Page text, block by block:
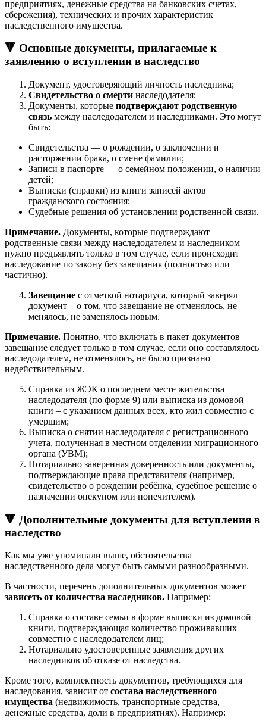
предприятиях, денежные средства на банковских счетах,
сбережения), технических и прочих характеристик
наследственного имущества.
🔻 Основные документы, прилагаемые к
заявлению о вступлении в наследство
Документ, удостоверяющий личность наследника;
Свидетельство о смерти наследодателя;
Документы, которые подтверждают родственную
связь между наследодателем и наследниками. Это могут
быть:
Свидетельства — о рождении, о заключении и
расторжении брака, о смене фамилии;
Записи в паспорте — о семейном положении, о наличии
детей;
Выписки (справки) из книги записей актов
гражданского состояния;
Судебные решения об установлении родственной связи.
Примечание. Документы, которые подтверждают
родственные связи между наследодателем и наследником
нужно предъявлять только в том случае, если происходит
наследование по закону без завещания (полностью или
частично).
Завещание с отметкой нотариуса, который заверял
документ – о том, что завещание не отменялось, не
менялось, не заменялось новым.
Примечание. Понятно, что включать в пакет документов
завещание следует только в том случае, если оно составлялось
наследодателем, не отменялось, не было признано
недействительным.
Справка из ЖЭК о последнем месте жительства
наследодателя (по форме 9) или выписка из домовой
книги – с указанием данных всех, кто жил совместно с
умершим;
Выписка о снятии наследодателя с регистрационного
учета, полученная в местном отделении миграционного
органа (УВМ);
Нотариально заверенная доверенность или документы,
подтверждающие права представителя (например,
свидетельство о рождении ребёнка, судебное решение о
назначении опекуном или попечителем).
🔻 Дополнительные документы для вступления в
наследство
Как мы уже упоминали выше, обстоятельства
наследственного дела могут быть самыми разнообразными.
В частности, перечень дополнительных документов может
зависеть от количества наследников. Например:
Справка о составе семьи в форме выписки из домовой
книги, подтверждающая количество проживавших
совместно с наследодателем лиц;
Нотариально удостоверенные заявления других
наследников об отказе от наследства.
Кроме того, комплектность документов, требующихся для
наследования, зависит от состава наследственного
имущества (недвижимость, транспортные средства,
денежные средства, доли в предприятиях). Например: